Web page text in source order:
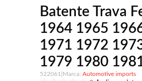
Batente Trava
1964 1965
1971 1972
1979 1980
522061
Automotive imports